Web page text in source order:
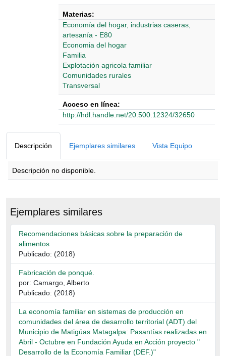
Materias:
Economía del hogar, industrias caseras,
artesanía - E80
Economia del hogar
Familia
Explotación agricola familiar
Comunidades rurales
Transversal
Acceso en línea:
http://hdl.handle.net/20.500.12324/32650
Descripción Ejemplares similares Vista Equipo
Descripción no disponible.
Ejemplares similares
Recomendaciones básicas sobre la preparación de
alimentos
Publicado: (2018)
Fabricación de ponqué.
por: Camargo, Alberto
Publicado: (2018)
La economía familiar en sistemas de producción en
comunidades del área de desarrollo territorial (ADT) del
Municipio de Matigúas Matagalpa: Pasantías realizadas en
Abril - Octubre en Fundación Ayuda en Acción proyecto "
Desarrollo de la Economía Familiar (DEF.)"